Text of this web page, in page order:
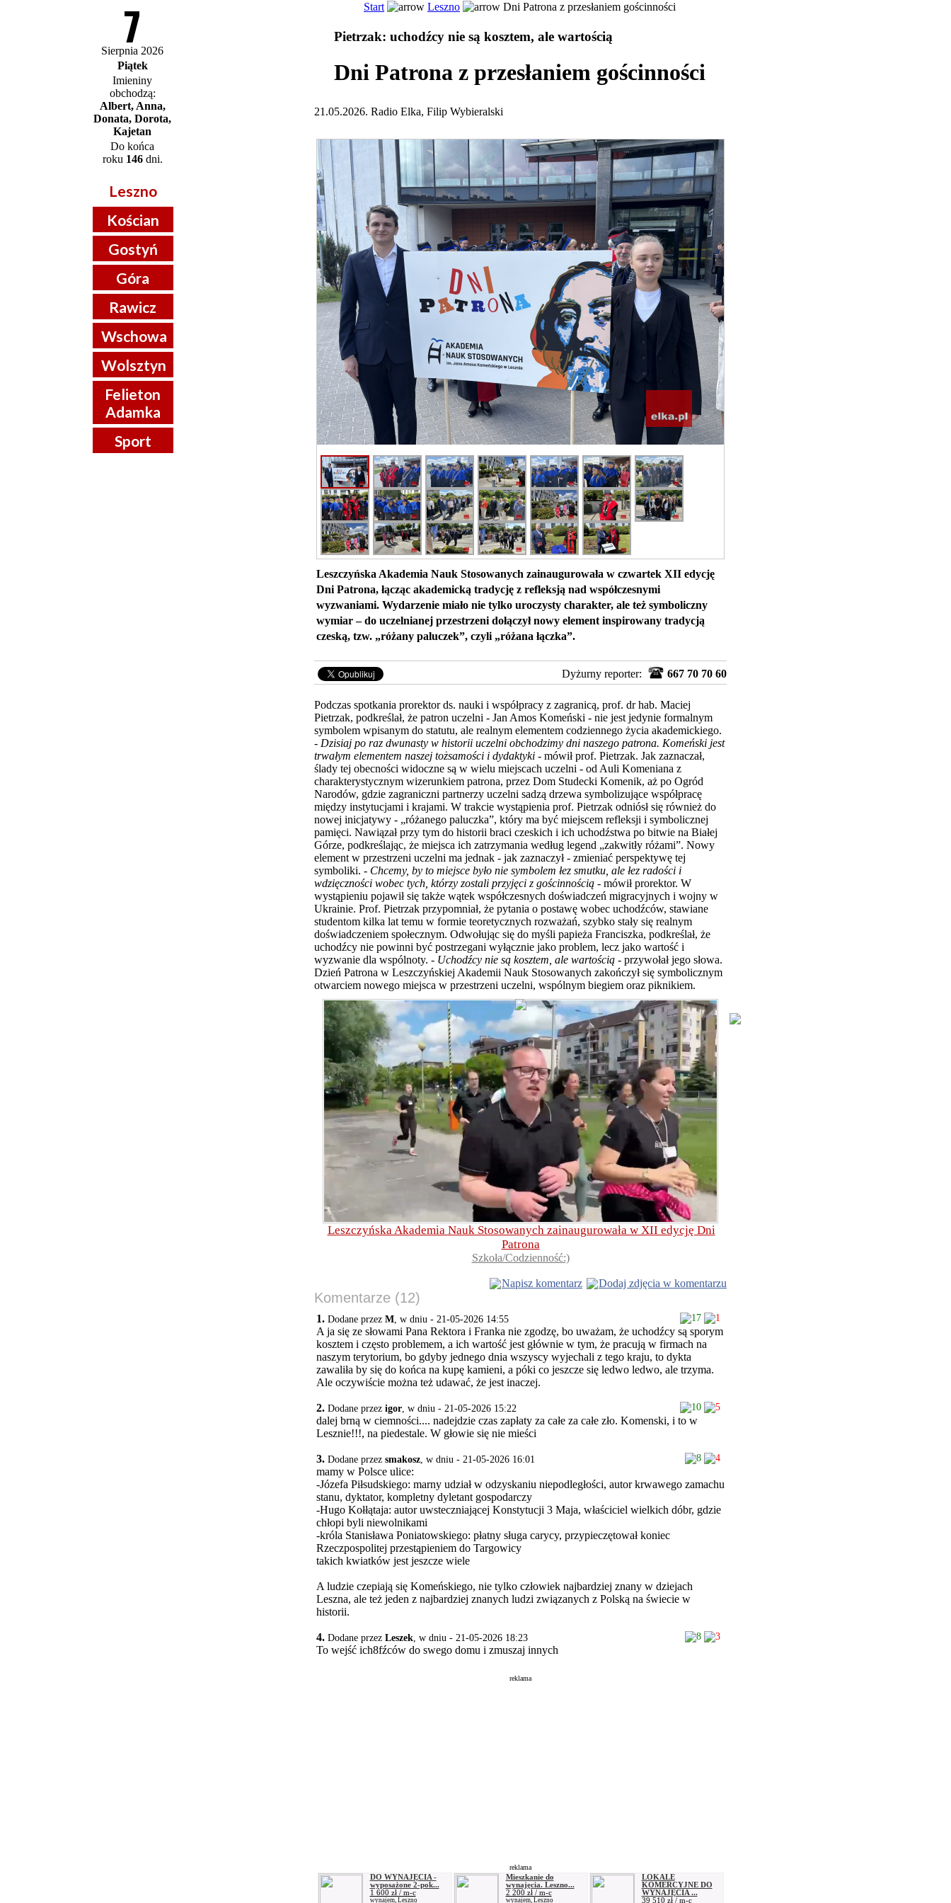
7
Sierpnia 2026
Piątek
Imieniny
obchodzą:
Albert, Anna,
Donata, Dorota,
Kajetan
Do końca
roku 146dni.
Leszno
Kościan
Gostyń
Góra
Rawicz
Wschowa
Wolsztyn
Felieton
Adamka
Sport
Start Leszno Dni Patrona z przesłaniem gościnności
Pietrzak: uchodźcy nie są kosztem, ale wartością
Dni Patrona z przesłaniem gościnności
21.05.2026. Radio Elka, Filip Wybieralski
Leszczyńska Akademia Nauk Stosowanych zainaugurowała w czwartek XII edycję
Dni Patrona, łącząc akademicką tradycję z refleksją nad współczesnymi
wyzwaniami. Wydarzenie miało nie tylko uroczysty charakter, ale też symboliczny
wymiar – do uczelnianej przestrzeni dołączył nowy element inspirowany tradycją
czeską, tzw. „różany paluczek”, czyli „różana łączka”.
Dyżurny reporter: 667 70 70 60
Podczas spotkania prorektor ds. nauki i współpracy z zagranicą, prof. dr hab. Maciej
Pietrzak, podkreślał, że patron uczelni - Jan Amos Komeński - nie jest jedynie formalnym
symbolem wpisanym do statutu, ale realnym elementem codziennego życia akademickiego.
- Dzisiaj po raz dwunasty w historii uczelni obchodzimy dni naszego patrona. Komeński jest
trwałym elementem naszej tożsamości i dydaktyki - mówił prof. Pietrzak. Jak zaznaczał,
ślady tej obecności widoczne są w wielu miejscach uczelni - od Auli Komeniana z
charakterystycznym wizerunkiem patrona, przez Dom Studecki Komenik, aż po Ogród
Narodów, gdzie zagraniczni partnerzy uczelni sadzą drzewa symbolizujące współpracę
między instytucjami i krajami. W trakcie wystąpienia prof. Pietrzak odniósł się również do
nowej inicjatywy - „różanego paluczka”, który ma być miejscem refleksji i symbolicznej
pamięci. Nawiązał przy tym do historii braci czeskich i ich uchodźstwa po bitwie na Białej
Górze, podkreślając, że miejsca ich zatrzymania według legend „zakwitły różami”. Nowy
element w przestrzeni uczelni ma jednak - jak zaznaczył - zmieniać perspektywę tej
symboliki. - Chcemy, by to miejsce było nie symbolem łez smutku, ale łez radości i
wdzięczności wobec tych, którzy zostali przyjęci z gościnnością - mówił prorektor. W
wystąpieniu pojawił się także wątek współczesnych doświadczeń migracyjnych i wojny w
Ukrainie. Prof. Pietrzak przypomniał, że pytania o postawę wobec uchodźców, stawiane
studentom kilka lat temu w formie teoretycznych rozważań, szybko stały się realnym
doświadczeniem społecznym. Odwołując się do myśli papieża Franciszka, podkreślał, że
uchodźcy nie powinni być postrzegani wyłącznie jako problem, lecz jako wartość i
wyzwanie dla wspólnoty. - Uchodźcy nie są kosztem, ale wartością - przywołał jego słowa.
Dzień Patrona w Leszczyńskiej Akademii Nauk Stosowanych zakończył się symbolicznym
otwarciem nowego miejsca w przestrzeni uczelni, wspólnym biegiem oraz piknikiem.
Leszczyńska Akademia Nauk Stosowanych zainaugurowała w XII edycję Dni
Patrona
Szkoła/Codzienność:)
Napisz komentarz Dodaj zdjęcia w komentarzu
Komentarze (12)
1. Dodane przez M , w dniu - 21-05-2026 14:55 17 1
A ja się ze słowami Pana Rektora i Franka nie zgodzę, bo uważam, że uchodźcy są sporym
kosztem i często problemem, a ich wartość jest głównie w tym, że pracują w firmach na
naszym terytorium, bo gdyby jednego dnia wszyscy wyjechali z tego kraju, to dykta
zawaliła by się do końca na kupę kamieni, a póki co jeszcze się ledwo ledwo, ale trzyma.
Ale oczywiście można też udawać, że jest inaczej.
2. Dodane przez igor , w dniu - 21-05-2026 15:22 10 5
dalej brną w ciemności.... nadejdzie czas zapłaty za całe za całe zło. Komenski, i to w
Lesznie!!!, na piedestale. W głowie się nie mieści
3. Dodane przez smakosz , w dniu - 21-05-2026 16:01 8 4
mamy w Polsce ulice:
-Józefa Piłsudskiego: marny udział w odzyskaniu niepodległości, autor krwawego zamachu
stanu, dyktator, kompletny dyletant gospodarczy
-Hugo Kołłątaja: autor uwsteczniającej Konstytucji 3 Maja, właściciel wielkich dóbr, gdzie
chłopi byli niewolnikami
-króla Stanisława Poniatowskiego: płatny sługa carycy, przypieczętował koniec
Rzeczpospolitej przestąpieniem do Targowicy
takich kwiatków jest jeszcze wiele
A ludzie czepiają się Komeńskiego, nie tylko człowiek najbardziej znany w dziejach
Leszna, ale też jeden z najbardziej znanych ludzi związanych z Polską na świecie w
historii.
4. Dodane przez Leszek , w dniu - 21-05-2026 18:23 8 3
To wejść ich8fźców do swego domu i zmuszaj innych
reklama
reklama
DO WYNAJĘCIA -
wyposażone 2-pok...
1 600 zł / m-c
wynajem, Leszno
Mieszkanie do
wynajęcia. Leszno...
2 200 zł / m-c
wynajem, Leszno
LOKALE
KOMERCYJNE DO
WYNAJĘCIA ...
39 510 zł / m-c